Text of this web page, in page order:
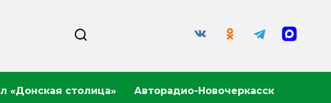
«Донская столица» Авторадио-Новочеркасск